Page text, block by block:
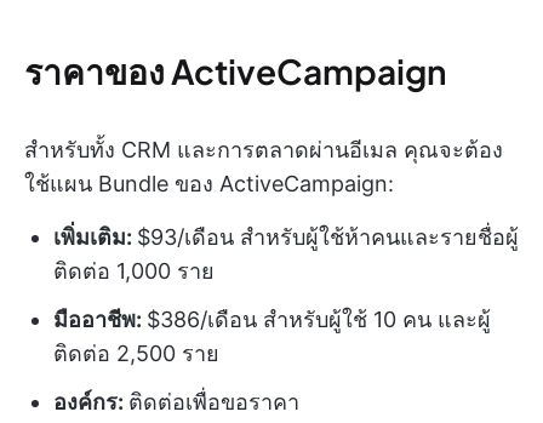
ราคาของ ActiveCampaign
สำหรับทั้ง CRM และการตลาดผ่านอีเมล คุณจะต้อง
ใช้แผน Bundle ของ ActiveCampaign:
เพิ่มเติม: $93/เดือน สำหรับผู้ใช้ห้าคนและรายชื่อผู้
ติดต่อ 1,000 ราย
มืออาชีพ: $386/เดือน สำหรับผู้ใช้ 10 คน และผู้
ติดต่อ 2,500 ราย
องค์กร: ติดต่อเพื่อขอราคา